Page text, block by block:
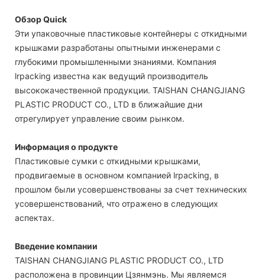
Обзор Quick
Эти упаковочные пластиковые контейнеры с откидными
крышками разработаны опытными инженерами с
глубокими промышленными знаниями. Компания
lrpacking известна как ведущий производитель
высококачественной продукции. TAISHAN CHANGJIANG
PLASTIC PRODUCT CO., LTD в ближайшие дни
отрегулирует управление своим рынком.
Информация о продукте
Пластиковые сумки с откидными крышками,
продвигаемые в основном компанией lrpacking, в
прошлом были усовершенствованы за счет технических
усовершенствований, что отражено в следующих
аспектах.
Введение компании
TAISHAN CHANGJIANG PLASTIC PRODUCT CO., LTD
расположена в провинции Цзянмэнь. Мы являемся